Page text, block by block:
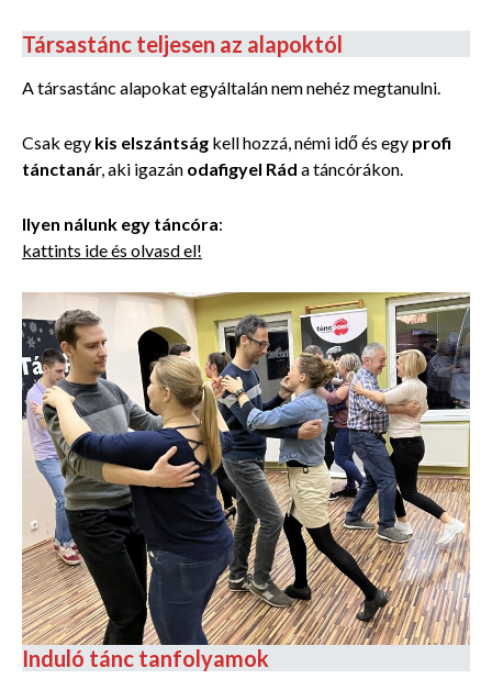
Társastánc teljesen az alapoktól
A társastánc alapokat egyáltalán nem nehéz megtanulni.
Csak egy kis elszántság kell hozzá, némi idő és egy profi
tánctanár, aki igazán odafigyel Rád a táncórákon.
Ilyen nálunk egy táncóra:
kattints ide és olvasd el!
Induló tánc tanfolyamok